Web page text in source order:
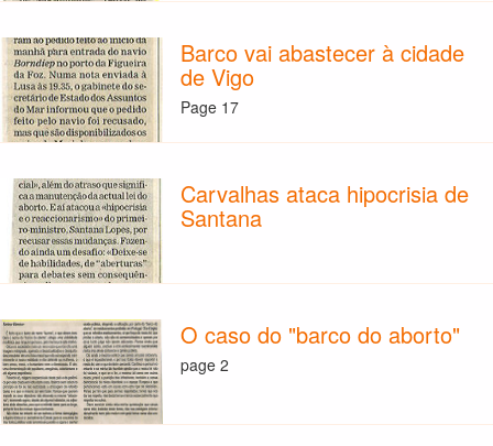
Barco vai abastecer à cidade
de Vigo
Page 17
Carvalhas ataca hipocrisia de
Santana
O caso do "barco do aborto"
page 2